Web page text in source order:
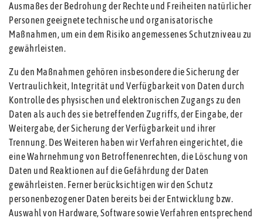
Ausmaßes der Bedrohung der Rechte und Freiheiten natürlicher
Personen geeignete technische und organisatorische
Maßnahmen, um ein dem Risiko angemessenes Schutzniveau zu
gewährleisten.
Zu den Maßnahmen gehören insbesondere die Sicherung der
Vertraulichkeit, Integrität und Verfügbarkeit von Daten durch
Kontrolle des physischen und elektronischen Zugangs zu den
Daten als auch des sie betreffenden Zugriffs, der Eingabe, der
Weitergabe, der Sicherung der Verfügbarkeit und ihrer
Trennung. Des Weiteren haben wir Verfahren eingerichtet, die
eine Wahrnehmung von Betroffenenrechten, die Löschung von
Daten und Reaktionen auf die Gefährdung der Daten
gewährleisten. Ferner berücksichtigen wir den Schutz
personenbezogener Daten bereits bei der Entwicklung bzw.
Auswahl von Hardware, Software sowie Verfahren entsprechend